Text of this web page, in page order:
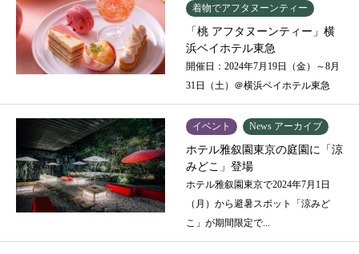
着物でアフタヌーンティー
「桃 アフタヌーンティー」横
浜ベイホテル東急
開催日：2024年7月19日（金）～8月
31日（土）＠横浜ベイホテル東急
イベント News アーカイブ
ホテル雅叙園東京の庭園に「涼
みどこ」登場
ホテル雅叙園東京で2024年7月1日
（月）から避暑スポット「涼みど
こ」が期間限定で...